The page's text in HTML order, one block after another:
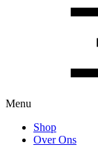
Menu
Shop
Over Ons